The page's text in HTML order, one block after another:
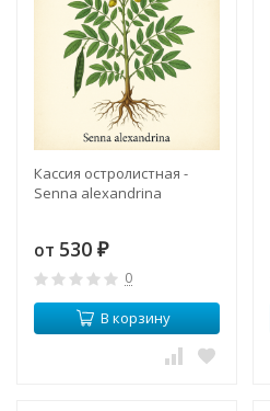
Кассия остролистная -
Senna alexandrina
от 530 ₽
0
В корзину